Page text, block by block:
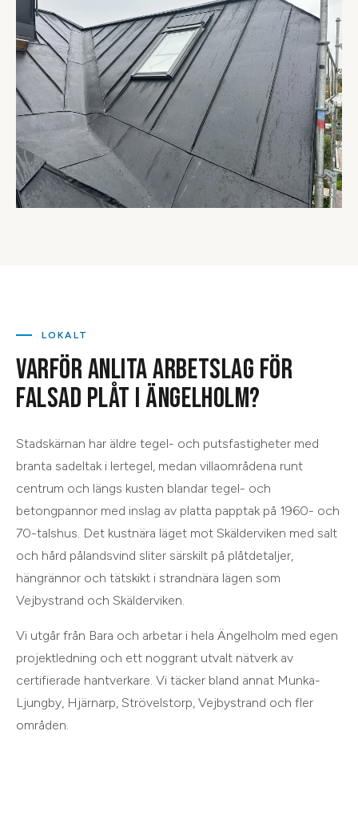
LOKALT
VARFÖR ANLITA ARBETSLAG FÖR
FALSAD PLÅT IÄNGELHOLM?
Stadskärnan har äldre tegel- och putsfastigheter med
branta sadeltak i lertegel, medan villaområdena runt
centrum och längs kusten blandar tegel- och
betongpannor med inslag av platta papptak på 1960- och
70-talshus. Det kustnära läget mot Skälderviken med salt
och hård pålandsvind sliter särskilt på plåtdetaljer,
hängrännor och tätskikt i strandnära lägen som
Vejbystrand och Skälderviken.
Vi utgår från Bara och arbetar i hela Ängelholm med egen
projektledning och ett noggrant utvalt nätverk av
certifierade hantverkare. Vi täcker bland annat Munka-
Ljungby, Hjärnarp, Strövelstorp, Vejbystrand och fler
områden.